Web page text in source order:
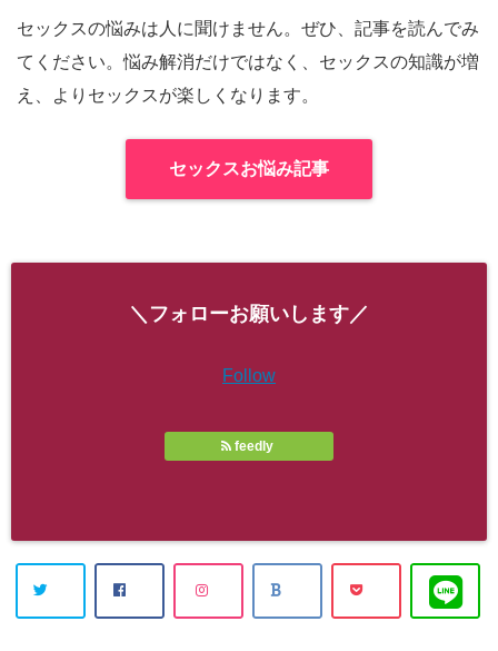
セックスの悩みは人に聞けません。ぜひ、記事を読んでみ
てください。悩み解消だけではなく、セックスの知識が増
え、よりセックスが楽しくなります。
セックスお悩み記事
＼フォローお願いします／
Follow
feedly